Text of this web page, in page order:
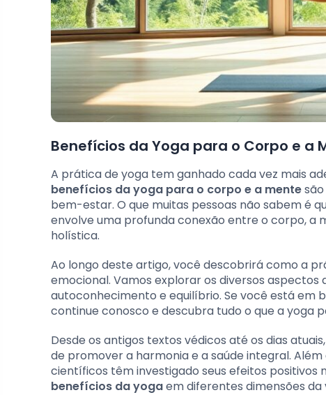
Benefícios da Yoga para o Corpo e a
A prática de yoga tem ganhado cada vez mais
benefícios da yoga para o corpo e a mente
bem-estar. O que muitas pessoas não sabem é
envolve uma profunda conexão entre o corpo,
holística.
Ao longo deste artigo, você descobrirá como a
emocional. Vamos explorar os diversos
autoconhecimento e equilíbrio. Se você está
continue conosco e descubra tudo o que a yoga
Desde os antigos textos védicos até os dias
de promover a harmonia e a saúde integral.
científicos têm investigado seus efeitos positivos
benefícios da yogaem diferentes dimensões da